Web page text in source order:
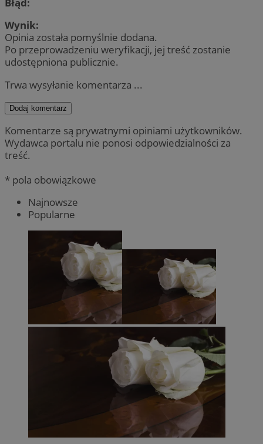
Błąd:
Wynik:
Opinia została pomyślnie dodana.
Po przeprowadzeniu weryfikacji, jej treść zostanie
udostępniona publicznie.
Trwa wysyłanie komentarza ...
Dodaj komentarz
Komentarze są prywatnymi opiniami użytkowników.
Wydawca portalu nie ponosi odpowiedzialności za
treść.
* pola obowiązkowe
Najnowsze
Popularne